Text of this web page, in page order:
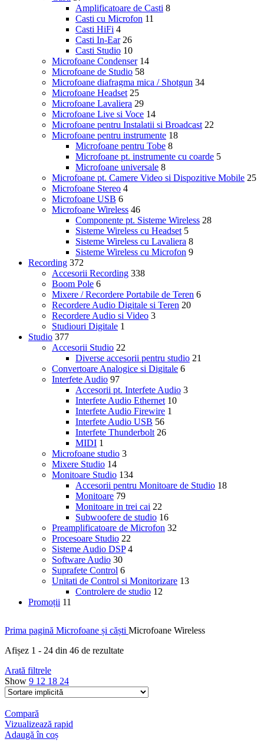
Amplificatoare de Casti 8
Casti cu Microfon 11
Casti HiFi 4
Casti In-Ear 26
Casti Studio 10
Microfoane Condenser 14
Microfoane de Studio 58
Microfoane diafragma mica / Shotgun 34
Microfoane Headset 25
Microfoane Lavaliera 29
Microfoane Live si Voce 14
Microfoane pentru Instalatii si Broadcast 22
Microfoane pentru instrumente 18
Microfoane pentru Tobe 8
Microfoane pt. instrumente cu coarde 5
Microfoane universale 8
Microfoane pt. Camere Video si Dispozitive Mobile 25
Microfoane Stereo 4
Microfoane USB 6
Microfoane Wireless 46
Componente pt. Sisteme Wireless 28
Sisteme Wireless cu Headset 5
Sisteme Wireless cu Lavaliera 8
Sisteme Wireless cu Microfon 9
Recording 372
Accesorii Recording 338
Boom Pole 6
Mixere / Recordere Portabile de Teren 6
Recordere Audio Digitale si Teren 20
Recordere Audio si Video 3
Studiouri Digitale 1
Studio 377
Accesorii Studio 22
Diverse accesorii pentru studio 21
Convertoare Analogice si Digitale 6
Interfete Audio 97
Accesorii pt. Interfete Audio 3
Interfete Audio Ethernet 10
Interfete Audio Firewire 1
Interfete Audio USB 56
Interfete Thunderbolt 26
MIDI 1
Microfoane studio 3
Mixere Studio 14
Monitoare Studio 134
Accesorii pentru Monitoare de Studio 18
Monitoare 79
Monitoare in trei cai 22
Subwoofere de studio 16
Preamplificatoare de Microfon 32
Procesoare Studio 22
Sisteme Audio DSP 4
Software Audio 30
Suprafete Control 6
Unitati de Control si Monitorizare 13
Controlere de studio 12
Promoții 11
Prima pagină Microfoane și căști Microfoane Wireless
Afișez 1 - 24 din 46 de rezultate
Arată filtrele
Show 9 12 18 24
Compară
Vizualizează rapid
Adaugă în coș